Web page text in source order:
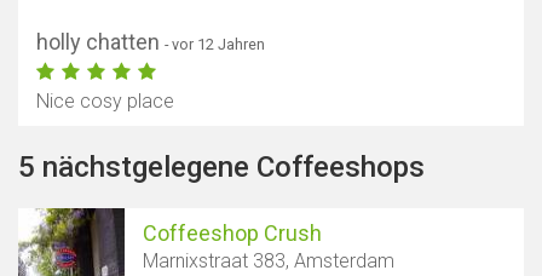
holly chatten - vor 12 Jahren
Nice cosy place
5 nächstgelegene Coffeeshops
Coffeeshop Crush
Marnixstraat 383, Amsterdam